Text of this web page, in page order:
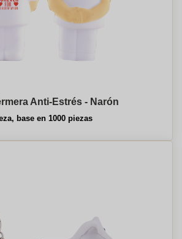
Anti-Estrés - Narón
base en 1000 piezas